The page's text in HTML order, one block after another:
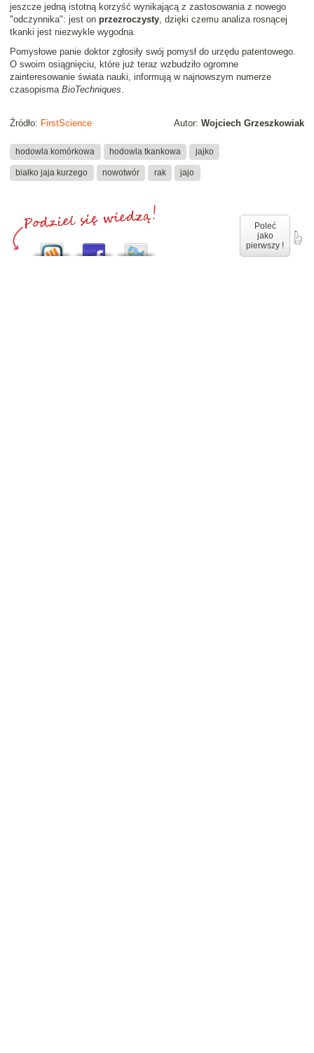
jeszcze jedną istotną korzyść wynikającą z zastosowania z nowego
"odczynnika": jest on przezroczysty , dzięki czemu analiza rosnącej
tkanki jest niezwykle wygodna.
Pomysłowe panie doktor zgłosiły swój pomysł do urzędu patentowego.
O swoim osiągnięciu, które już teraz wzbudziło ogromne
zainteresowanie świata nauki, informują w najnowszym numerze
czasopisma BioTechniques
Autor: Wojciech Grzeszkowiak
Źródło: FirstScience
hodowla komórkowa hodowla tkankowa jajko
białko jaja kurzego nowotwór rak jajo
Poleć
jako
pierwszy !